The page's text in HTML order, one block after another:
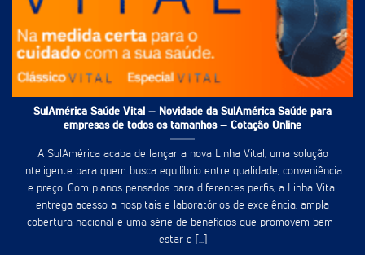
SulAmérica Saúde Vital – Novidade da SulAmérica Saúde para
empresas de todos os tamanhos – Cotação Online
A SulAmérica acaba de lançar a nova Linha Vital, uma solução
inteligente para quem busca equilíbrio entre qualidade, conveniência
e preço. Com planos pensados para diferentes perfis, a Linha Vital
entrega acesso a hospitais e laboratórios de excelência, ampla
cobertura nacional e uma série de benefícios que promovem bem-
estar e [...]